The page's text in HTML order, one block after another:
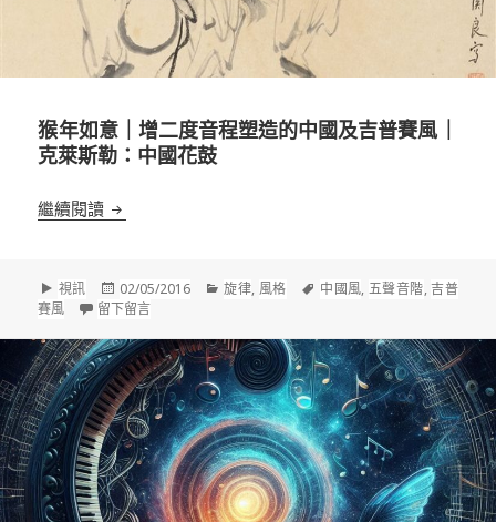
猴年如意｜增二度音程塑造的中國及吉普賽風｜
克萊斯勒：中國花鼓
繼續閱讀 猴年如意｜增二度音程塑造的中國及吉普賽風｜克
格
式
視訊
發
佈
02/05/2016
分
旋律, 風格
標
中國風, 五聲音階,吉普
賽風
留下留言在 猴年如意｜增二度音程塑造的中國及吉普賽風｜克萊斯